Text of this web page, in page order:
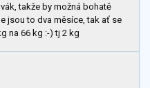
takže by možná bohatě
jsou to dva měsíce, tak ať se
na 66 kg :-) tj 2 kg